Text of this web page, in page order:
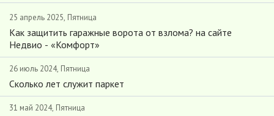
25 апрель 2025, Пятница
Как защитить гаражные ворота от взлома? на сайте
Недвио - «Комфорт»
26 июль 2024, Пятница
Сколько лет служит паркет
31 май 2024, Пятница